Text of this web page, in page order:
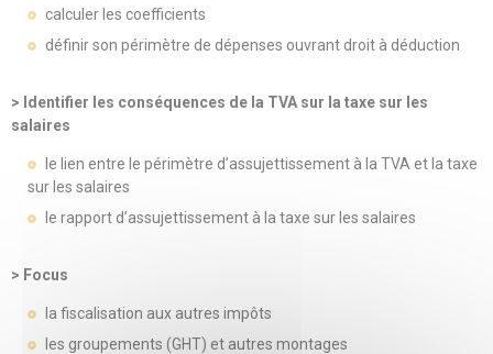
calculer les coefficients
définir son périmètre de dépenses ouvrant droit à déduction
> Identifier les conséquences de la TVA sur la taxe sur les
salaires
le lien entre le périmètre d’assujettissement à la TVA et la taxe
sur les salaires
le rapport d’assujettissement à la taxe sur les salaires
> Focus
la fiscalisation aux autres impôts
les groupements (GHT) et autres montages